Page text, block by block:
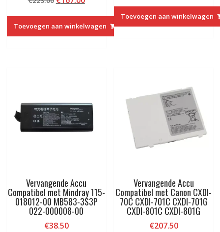
was:
€223.00.
is:
€167.00.
Toevoegen aan winkelwagen
Toevoegen aan winkelwagen
Vervangende Accu
Compatibel met Mindray 115-
018012-00 MB583-3S3P
022-000008-00
€38.50
Vervangende Accu
Compatibel met Canon CXDI-
70C CXDI-701C CXDI-701G
CXDI-801C CXDI-801G
€207.50